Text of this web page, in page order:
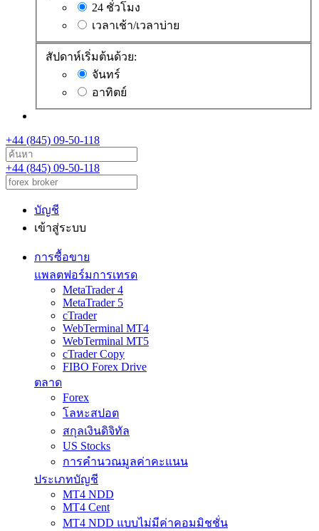
24 ชั่วโมง
เวลาเช้า/เวลาบ่าย
สัปดาห์เริ่มต้นด้วย:
จันทร์
อาทิตย์
+44 (845) 09-50-118
+44 (845) 09-50-118
บัญชี
เข้าสู่ระบบ
การซื้อขาย
แพลตฟอร์มการเทรด
MetaTrader 4
MetaTrader 5
cTrader
WebTerminal MT4
WebTerminal MT5
cTrader Copy
FIBO Forex Drive
ตลาด
Forex
โลหะสปอต
สกุลเงินดิจิทัล
US Stocks
การคำนวณมูลค่าคะแนน
ประเภทบัญชี
MT4 NDD
MT4 Cent
MT4 NDD แบบไม่มีค่าคอมมิชชั่น